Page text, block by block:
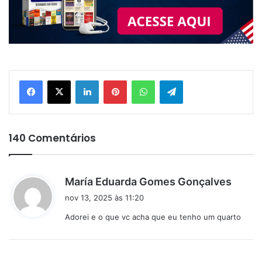
LinkedinPinterestWhatsAppTelegram
140 Comentários
María Eduarda Gomes Gonçalves
s
nov 13, 2025 às 11:20
Adorei e o que vc acha que eu tenho um quarto